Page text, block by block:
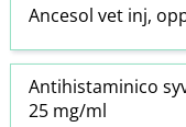
Ancesol vet inj,
Antihistaminico
25 mg/ml